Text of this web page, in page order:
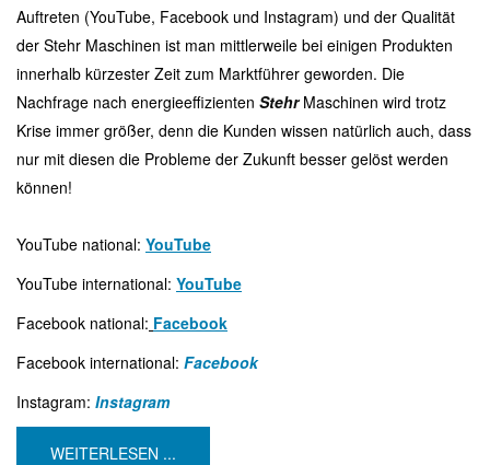
Auftreten (YouTube, Facebook und Instagram) und der Qualität
der Stehr Maschinen ist man mittlerweile bei einigen Produkten
innerhalb kürzester Zeit zum Marktführer geworden. Die
Nachfrage nach energieeffizienten StehrMaschinen wird trotz
Krise immer größer, denn die Kunden wissen natürlich auch, dass
nur mit diesen die Probleme der Zukunft besser gelöst werden
können!
YouTube national: YouTube
YouTube international: YouTube
Facebook national: Facebook
Facebook international: Facebook
Instagram: Instagram
WEITERLESEN ...